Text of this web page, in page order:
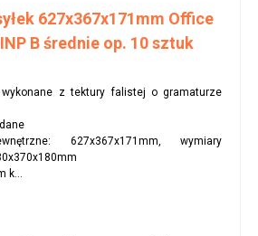
627x367x171mm Office
B średnie op. 10 sztuk
wykonane z tektury falistej o gramaturze
627x367x171mm, wymiary
k...